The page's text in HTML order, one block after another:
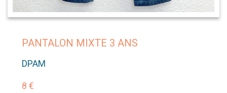
PANTALON MIXTE 3 ANS
DPAM
8 €